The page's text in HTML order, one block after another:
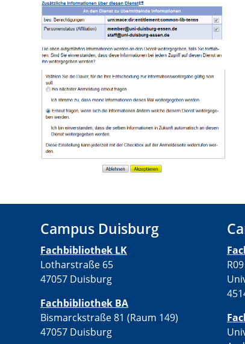
Campus Duisburg
Fachbibliothek LK
Lotharstraße 65
47057 Duisburg
Fachbibliothek BA
Bismarckstraße 81 (Raum 149)
47057 Duisburg